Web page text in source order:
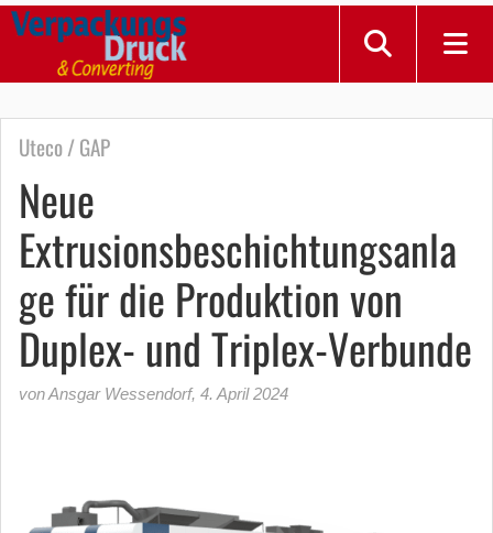
Uteco / GAP
Neue
Extrusionsbeschichtungsanla
ge für die Produktion von
Duplex- und Triplex-Verbunde
von Ansgar Wessendorf, 4. April 2024